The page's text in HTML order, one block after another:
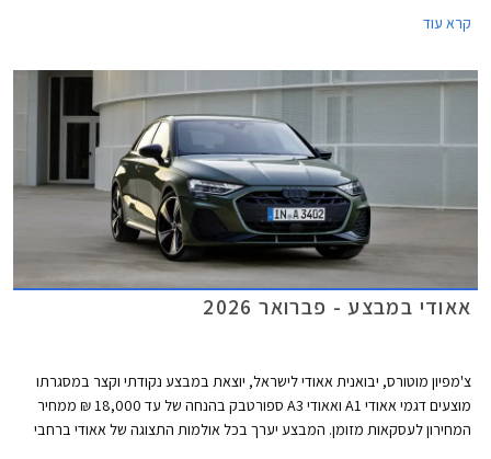
וסמלים חדשים בגרסאות הביצועים S3 ו- RS3.
קרא עוד
אאודי במבצע - פברואר 2026
צ'מפיון מוטורס, יבואנית אאודי לישראל, יוצאת במבצע נקודתי וקצר במסגרתו
מוצעים דגמי אאודי A1 ואאודי A3 ספורטבק בהנחה של עד 18,000 ₪ ממחיר
המחירון לעסקאות מזומן. המבצע יערך בכל אולמות התצוגה של אאודי ברחבי